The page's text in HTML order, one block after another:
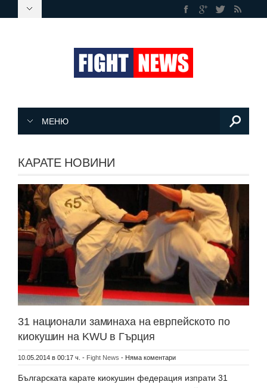
МЕНЮ
КАРАТЕ НОВИНИ
31 национали заминаха на еврпейското по
киокушин на KWU в Гърция
10.05.2014 в 00:17 ч. - Fight News - Няма коментари
Българската карате киокушин федерация изпрати 31